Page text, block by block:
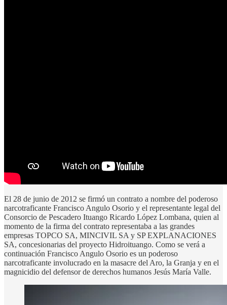
El 28 de junio de 2012 se firmó un contrato a nombre del poderoso
narcotraficante Francisco Angulo Osorio y el representante legal del
Consorcio de Pescadero Ituango Ricardo López Lombana, quien al
momento de la firma del contrato representaba a las grandes
empresas TOPCO SA, MINCIVIL SA y SP EXPLANACIONES
SA, concesionarias del proyecto Hidroituango. Como se verá a
continuación Francisco Angulo Osorio es un poderoso
narcotraficante involucrado en la masacre del Aro, la Granja y en el
magnicidio del defensor de derechos humanos Jesús María Valle.